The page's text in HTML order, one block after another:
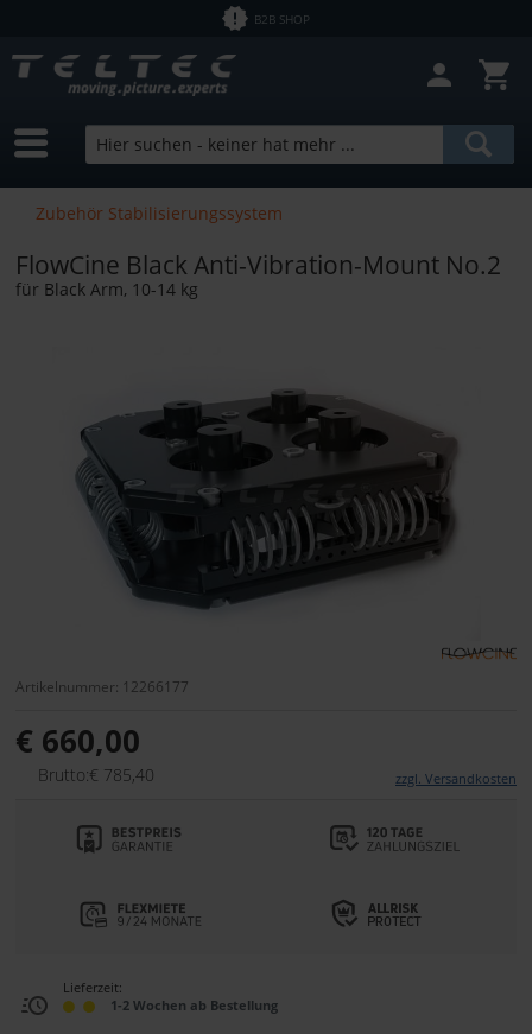
B2B SHOP
Zubehör Stabilisierungssystem
FlowCine Black Anti-Vibration-Mount No.2
für Black Arm, 10-14 kg
Artikelnummer: 12266177
€ 660,00
Brutto:€ 785,40 zzgl. Versandkosten
Lieferzeit:
1-2 Wochen ab Bestellung